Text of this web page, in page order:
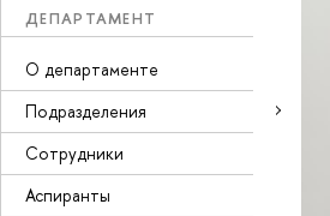
ДЕПАРТАМЕНТ
О департаменте
Подразделения
Сотрудники
Аспиранты